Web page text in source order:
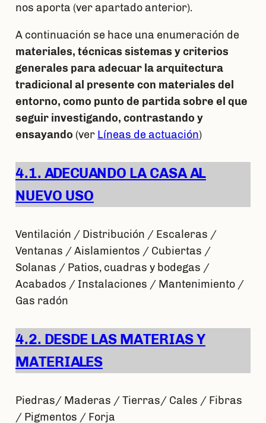
nos aporta (ver apartado anterior).
A continuación se hace una enumeración de
materiales, técnicas sistemas y criterios
generales para adecuar la arquitectura
tradicional al presente con materiales del
entorno, como punto de partida sobre el que
seguir investigando, contrastando y
ensayando (ver Líneas de actuación)
4.1. ADECUANDO LA CASAAL
NUEVO USO
Ventilación / Distribución / Escaleras /
Ventanas / Aislamientos / Cubiertas /
Solanas / Patios, cuadras y bodegas /
Acabados / Instalaciones / Mantenimiento /
Gas radón
4.2. DESDE LASMATERIAS Y
MATERIALES
Piedras/ Maderas / Tierras/ Cales / Fibras
/ Pigmentos / Forja